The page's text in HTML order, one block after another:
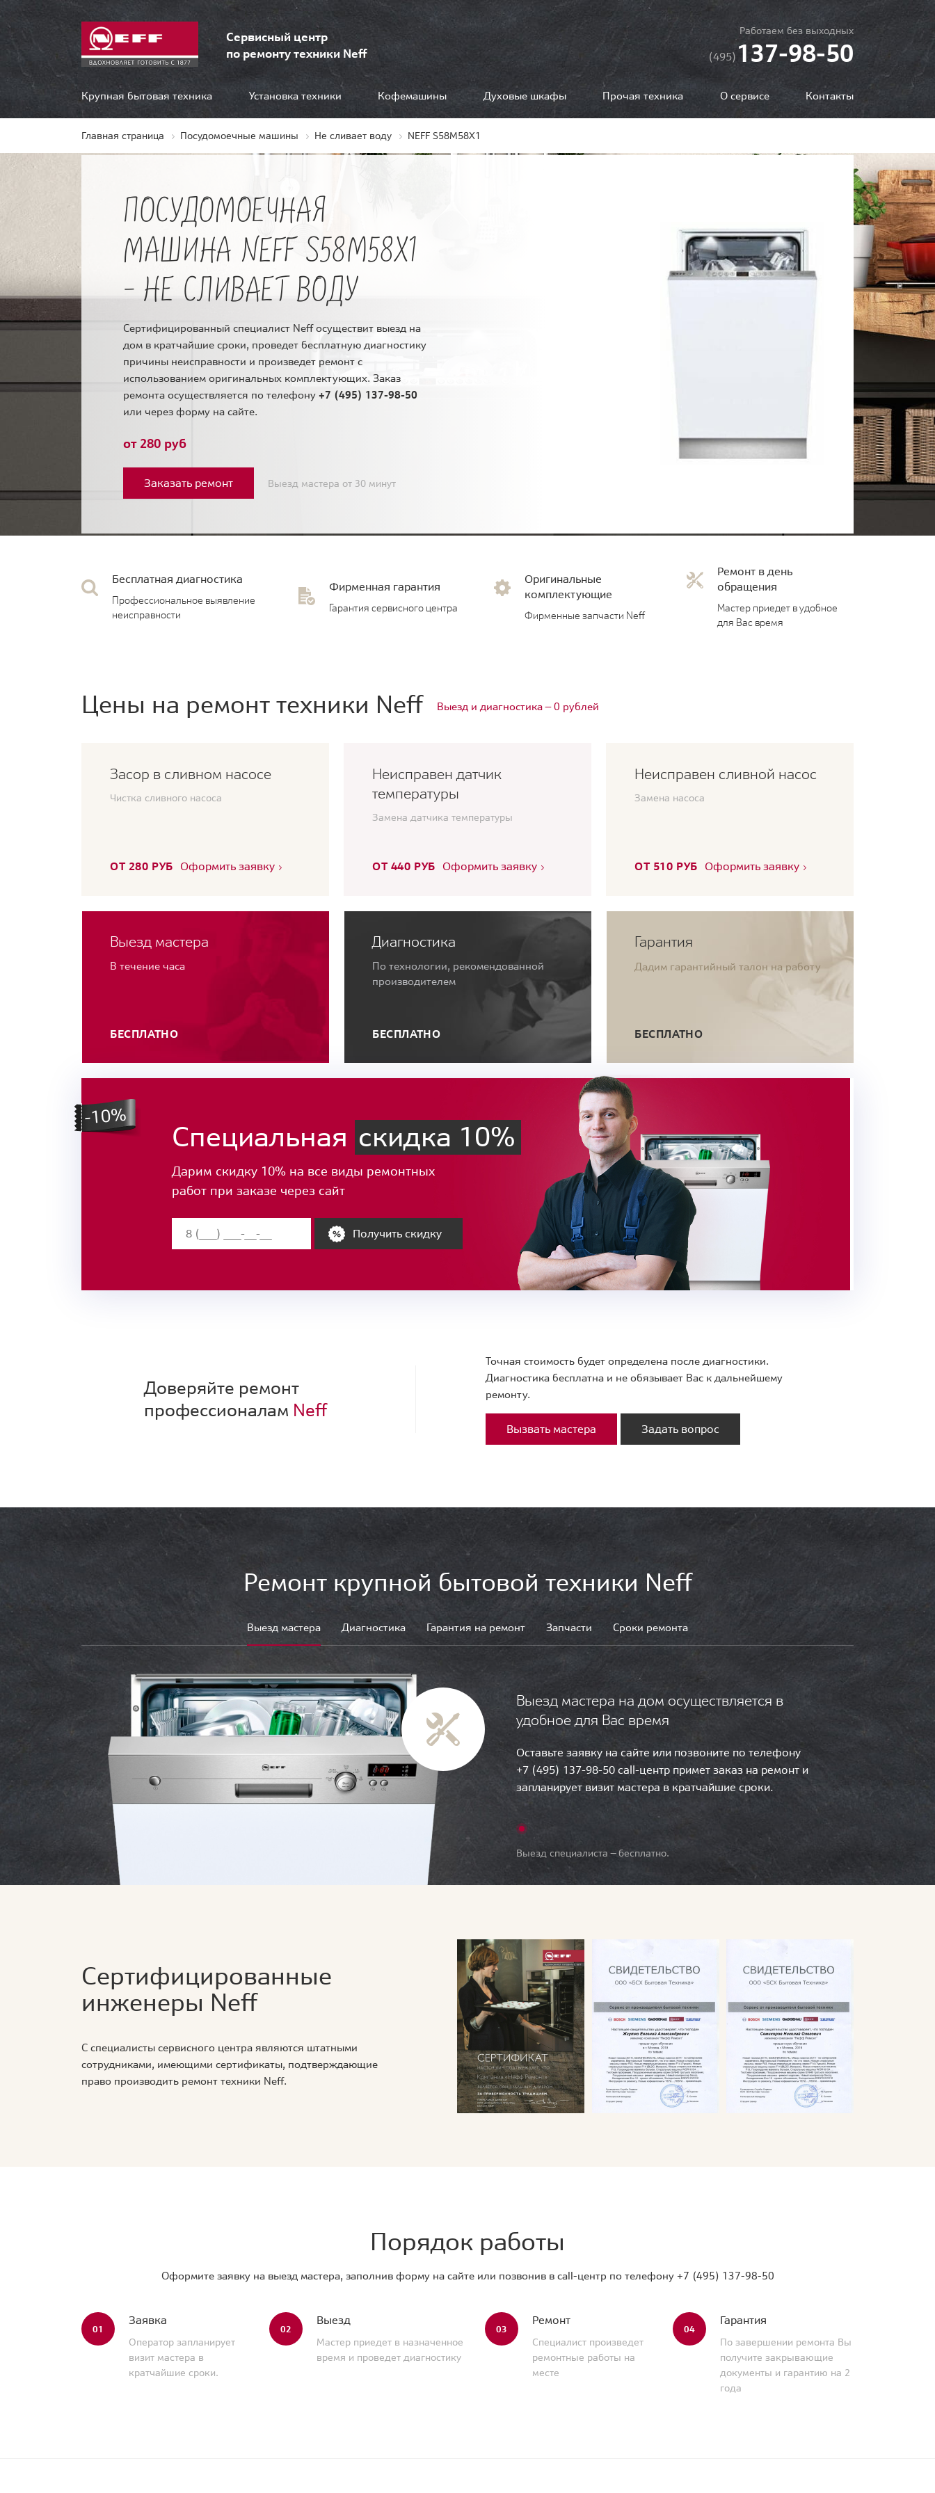
Сервисный центр
по ремонту техники Neff
Работаем без выходных
(495)137-98-50
Крупная бытовая техника Установка техники Кофемашины Духовые шкафы Прочая техника О сервисе Контакты
Главная страница Посудомоечные машины Не сливает воду NEFF S58M58X1
ПОСУДОМОЕЧНАЯ
МАШИНА NEFF S58M58X1
- НЕ СЛИВАЕТ ВОДУ
Сертифицированный специалист Neff осуществит выезд на
дом в кратчайшие сроки, проведет бесплатную диагностику
причины неисправности и произведет ремонт с
использованием оригинальных комплектующих. Заказ
ремонта осуществляется по телефону +7 (495) 137-98-50
или через форму на сайте.
от 280 руб
Заказать ремонт Выезд мастера от 30 минут
Бесплатная диагностика
Профессиональное выявление
неисправности
Фирменная гарантия
Гарантия сервисного центра
Оригинальные
комплектующие
Фирменные запчасти Neff
Ремонт в день
обращения
Мастер приедет в удобное
для Вас время
Цены на ремонт техники Neff Выезд и диагностика — 0 рублей
Засор в сливном насосе
Чистка сливного насоса
ОТ 280 РУБ Оформить заявку
Неисправен датчик
температуры
Замена датчика температуры
ОТ 440 РУБ Оформить заявку
Неисправен сливной насос
Замена насоса
ОТ 510 РУБ Оформить заявку
Выезд мастера
В течение часа
БЕСПЛАТНО
Диагностика
По технологии, рекомендованной
производителем
БЕСПЛАТНО
Гарантия
Дадим гарантийный талон на работу
БЕСПЛАТНО
Специальная скидка 10%
Дарим скидку 10% на все виды ремонтных
работ при заказе через сайт
Получить скидку
Доверяйте ремонт
профессионалам Neff
Точная стоимость будет определена после диагностики.
Диагностика бесплатна и не обязывает Вас к дальнейшему
ремонту.
Вызвать мастера Задать вопрос
Ремонт крупной бытовой техники Neff
Выезд мастера Диагностика Гарантия на ремонт Запчасти Сроки ремонта
Выезд мастера на дом осуществляется в
удобное для Вас время
Оставьте заявку на сайте или позвоните по телефону
+7 (495) 137-98-50 call-центр примет заказ на ремонт и
запланирует визит мастера в кратчайшие сроки.
Выезд специалиста — бесплатно.
Сертифицированные
инженеры Neff
С специалисты сервисного центра являются штатными
сотрудниками, имеющими сертификаты, подтверждающие
право производить ремонт техники Neff.
Порядок работы
Оформите заявку на выезд мастера, заполнив форму на сайте или позвонив в call-центр по телефону +7 (495) 137-98-50
01
Заявка
Оператор запланирует
визит мастера в
кратчайшие сроки.
02
Выезд
Мастер приедет в назначенное
время и проведет диагностику
03
Ремонт
Специалист произведет
ремонтные работы на
месте
04
Гарантия
По завершении ремонта Вы
получите закрывающие
документы и гарантию на 2
года